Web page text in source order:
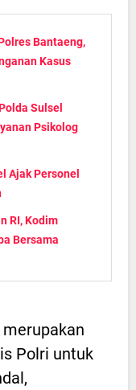
Bantaeng,
Kasus
Sulsel
Psikolog
Ajak Personel
RI, Kodim
Bersama
Polri untuk